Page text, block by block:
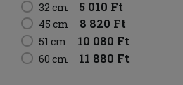
32 cm 5 010 Ft
45 cm 8 820 Ft
51 cm 10 080 Ft
60 cm 11 880 Ft